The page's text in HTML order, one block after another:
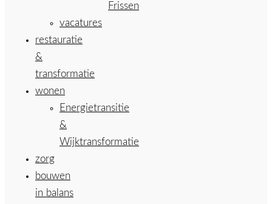
Frissen
vacatures
restauratie
&
transformatie
wonen
Energietransitie
&
Wijktransformatie
zorg
bouwen
in balans